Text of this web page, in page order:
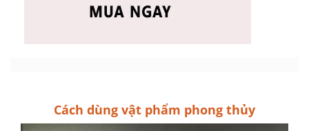
Cách dùng vật phẩm phong thủy